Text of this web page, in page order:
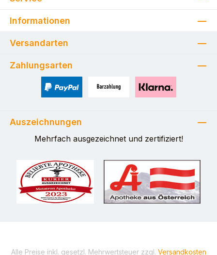
Informationen
Versandarten
Zahlungsarten
Auszeichnungen
Mehrfach ausgezeichnet und zertifiziert!
Alle Preise inkl. gesetzl. Mehrwertsteuer zzgl. Versandkosten